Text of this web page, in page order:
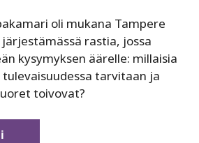
oli mukana Tampere
järjestämässä rastia, jossa
kysymyksen äärelle: millaisia
tarvitaan ja
toivovat?